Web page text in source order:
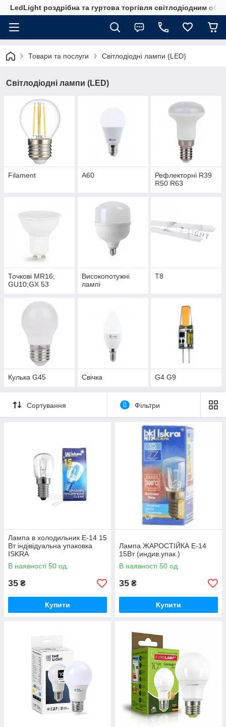
LedLight роздрiбна та гуртова торгiвля свiтлодiодним
Товари та послуги Світлодіодні лампи (LED)
Світлодіодні лампи (LED)
Filament А60
Рефлекторні R39
R50 R63
Точкові MR16;
GU10;GX 53
Високопотужні
лампі
Т8
Кулька G45 Свічка G4 G9
Сортування 0 Фільтри
Лампа в холодильник Е-14 15
Вт індівідуальна упаковка
ISKRA
В наявності 50 од.
35 ₴
Купити
Лампа ЖАРОСТІЙКА Е-14
15Вт (индив.упак.)
В наявності 50 од.
35 ₴
Купити